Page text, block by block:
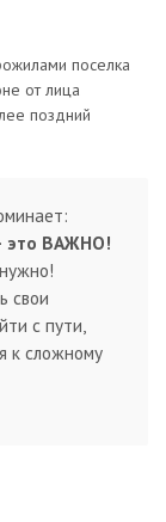
поселка
от лица
поздний
это ВАЖНО!
свои
с пути,
к сложному